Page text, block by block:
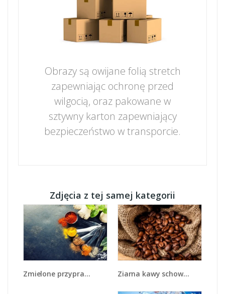
Obrazy są owijane folią stretch
zapewniając ochronę przed
wilgocią, oraz pakowane w
sztywny karton zapewniający
bezpieczeństwo w transporcie.
Zdjęcia z tej samej kategorii
Zmielone przyprawy w miarkach - JN735 Ziarna kawy schowane w ciemnym worku - JN660